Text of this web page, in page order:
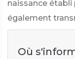
naissance établi
également
Où